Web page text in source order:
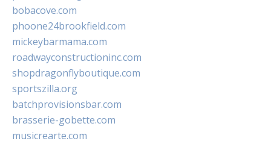
bobacove.com
phoone24brookfield.com
mickeybarmama.com
roadwayconstructioninc.com
shopdragonflyboutique.com
sportszilla.org
batchprovisionsbar.com
brasserie-gobette.com
musicrearte.com